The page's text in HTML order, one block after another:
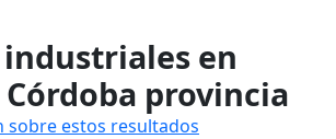
industriales en
provincia
sobre estos resultados